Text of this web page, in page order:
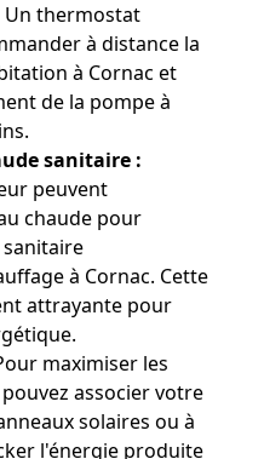
Un thermostat
à distance la
à Cornac et
de la pompe à
sanitaire :
peuvent
chaude pour
à Cornac. Cette
attrayante pour
maximiser les
associer votre
solaires ou à
l'énergie produite